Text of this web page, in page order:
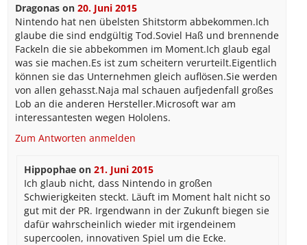
Dragonason 20. Juni 2015
Nintendo hat nen übelsten Shitstorm abbekommen.Ich
glaube die sind endgültig Tod.Soviel Haß und brennende
Fackeln die sie abbekommen im Moment.Ich glaub egal
was sie machen.Es ist zum scheitern verurteilt.Eigentlich
können sie das Unternehmen gleich auflösen.Sie werden
von allen gehasst.Naja mal schauen aufjedenfall großes
Lob an die anderen Hersteller.Microsoft war am
interessantesten wegen Hololens.
Zum Antworten anmelden
Hippophae on21. Juni 2015
Ich glaub nicht, dass Nintendo in großen
Schwierigkeiten steckt. Läuft im Moment halt nicht so
gut mit der PR. Irgendwann in der Zukunft biegen sie
dafür wahrscheinlich wieder mit irgendeinem
supercoolen, innovativen Spiel um die Ecke.